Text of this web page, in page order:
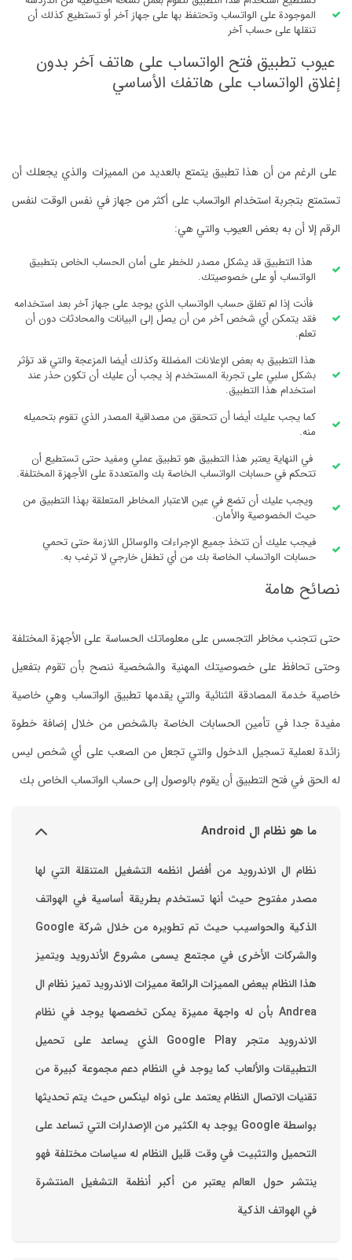
الموجودة على الواتساب وتحتفظ بها على جهاز آخر أو تستطيع كذلك أن
تنقلها على حساب آخر
عيوب تطبيق فتح الواتساب على هاتف آخر بدون
إغلاق الواتساب على هاتفك الأساسي
على الرغم من أن هذا تطبيق يتمتع بالعديد من المميزات والذي يجعلك أن
تستمتع بتجربة استخدام الواتساب على أكثر من جهاز في نفس الوقت لنفس
الرقم إلا أن به بعض العيوب والتي هي:
هذا التطبيق قد يشكل مصدر للخطر على أمان الحساب الخاص بتطبيق
الواتساب أو على خصوصيتك.
فأنت إذا لم تغلق حساب الواتساب الذي يوجد على جهاز آخر بعد استخدامه
فقد يتمكن أي شخص آخر من أن يصل إلى البيانات والمحادثات دون أن
تعلم.
هذا التطبيق به بعض الإعلانات المضللة وكذلك أيضا المزعجة والتي قد تؤثر
بشكل سلبي على تجربة المستخدم إذ يجب أن عليك أن تكون حذر عند
استخدام هذا التطبيق.
كما يجب عليك أيضا أن تتحقق من مصداقية المصدر الذي تقوم بتحميله
منه.
في النهاية يعتبر هذا التطبيق هو تطبيق عملي ومفيد حتى تستطيع أن
تتحكم في حسابات الواتساب الخاصة بك والمتعددة على الأجهزة المختلفة.
ويجب عليك أن تضع في عين الاعتبار المخاطر المتعلقة بهذا التطبيق من
حيث الخصوصية والأمان.
فيجب عليك أن تتخذ جميع الإجراءات والوسائل اللازمة حتى تحمي
حسابات الواتساب الخاصة بك من أي تطفل خارجي لا ترغب به.
نصائح هامة
حتى تتجنب مخاطر التجسس على معلوماتك الحساسة على الأجهزة المختلفة
وحتى تحافظ على خصوصيتك المهنية والشخصية ننصح بأن تقوم بتفعيل
خاصية خدمة المصادقة الثنائية والتي يقدمها تطبيق الواتساب وهي خاصية
مفيدة جدا في تأمين الحسابات الخاصة بالشخص من خلال إضافة خطوة
زائدة لعملية تسجيل الدخول والتي تجعل من الصعب على أي شخص ليس
له الحق في فتح التطبيق أن يقوم بالوصول إلى حساب الواتساب الخاص بك
ما هو نظام ال Android
نظام ال الاندرويد من أفضل انظمه التشغيل المتنقلة التي لها
مصدر مفتوح حيث أنها تستخدم بطريقة أساسية في الهواتف
والشركات الأخرى في مجتمع يسمى مشروع الأندرويد ويتميز
هذا النظام ببعض المميزات الرائعة ‏مميزات الاندرويد ‏تميز نظام ال
Andrea بأن له واجهة مميزة يمكن تخصصها ‏يوجد في نظام
الاندرويد متجر Google Play الذي يساعد على تحميل
التطبيقات والألعاب ‏كما يوجد في النظام دعم مجموعة كبيرة من
تقنيات الاتصال ‏النظام يعتمد على نواه لينكس حيث يتم تحديثها
بواسطة ‫Google‬ ‏يوجد به الكثير من الإصدارات التي تساعد على
التحميل والتثبيت في وقت قليل ‏النظام له سياسات مختلفة فهو
ينتشر حول العالم يعتبر من أكبر أنظمة التشغيل المنتشرة
في الهواتف الذكية